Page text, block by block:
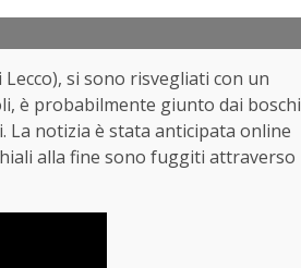
si sono risvegliati con un
è probabilmente giunto dai boschi
La notizia è stata anticipata online
alla fine sono fuggiti attraverso